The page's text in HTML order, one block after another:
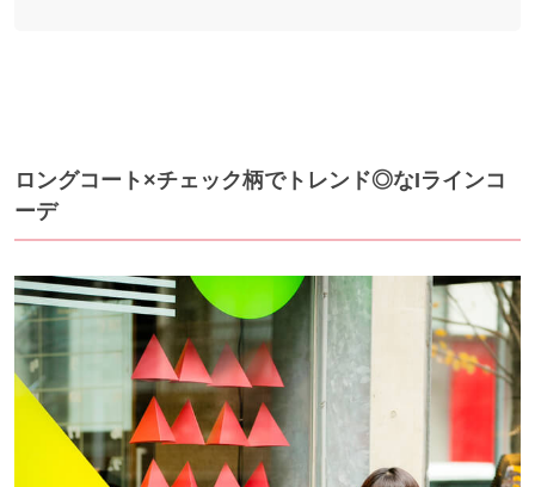
ロングコート×チェック柄でトレンド◎なIラインコ
ーデ